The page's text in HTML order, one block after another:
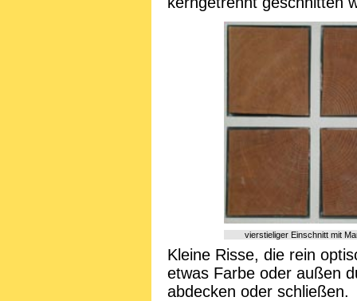
vierstieliger Einschnitt mit
Kleine Risse, die rein
etwas Farbe oder außen
abdecken oder schließen.